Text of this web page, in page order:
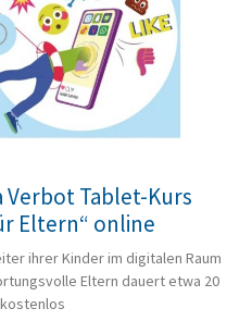
Verbot Tablet-Kurs
Eltern“ online
ihrer Kinder im digitalen Raum
Eltern dauert etwa 20